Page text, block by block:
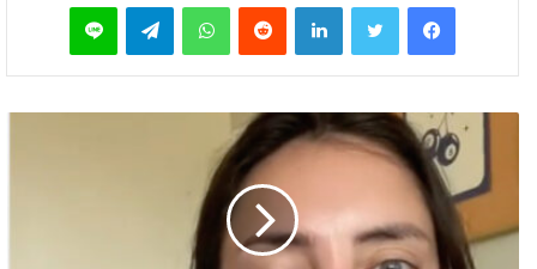
فیس بوک توییتر لینکدین‫رددیت واتس آپ تلگرام لاین